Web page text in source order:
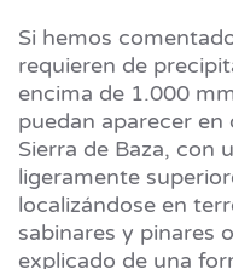
Si hemos
requieren de
encima de 1.000
puedan aparecer
Sierra de Baza, con
ligeramente
localizándose en
sabinares y pinares
explicado de una